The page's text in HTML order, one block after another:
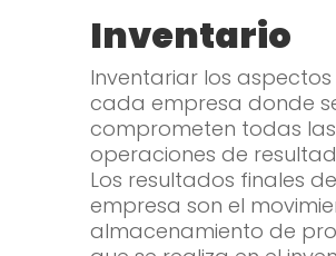
Inventario
Inventariar los
cada empresa donde
comprometen todas las
operaciones de
Los resultados finales
empresa son el
almacenamiento de